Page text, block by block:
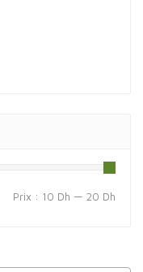
Prix : 10 Dh — 20 Dh